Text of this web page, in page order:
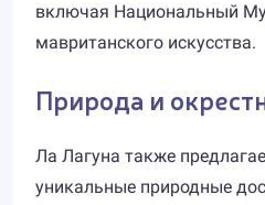
включая Национальный
мавританского искусства.
Природа и
Ла Лагуна также
уникальные природные